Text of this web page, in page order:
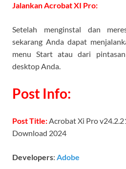
Jalankan Acrobat XI Pro:
Setelah menginstal dan
sekarang Anda dapat
menu Start atau dari
desktop Anda.
Post Info:
Post Title:Acrobat Xi Pro
Download 2024
Developers: Adobe